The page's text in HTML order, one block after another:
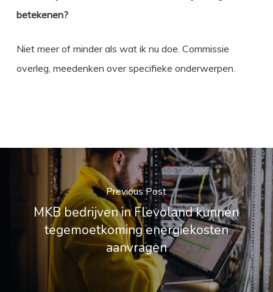
betekenen?
Niet meer of minder als wat ik nu doe. Commissie
overleg, meedenken over specifieke onderwerpen.
Previous Post
MKB bedrijven in Flevoland kunnen
tegemoetkoming energiekosten
aanvragen